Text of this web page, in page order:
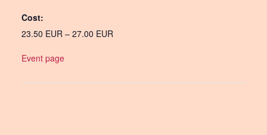
Cost:
23.50 EUR – 27.00 EUR
Event page